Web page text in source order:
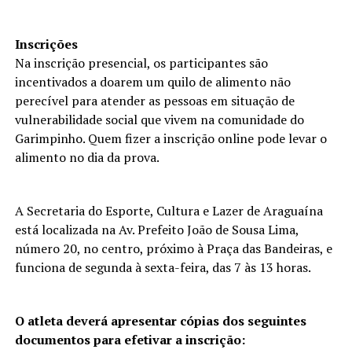
Inscrições
Na inscrição presencial, os participantes são
incentivados a doarem um quilo de alimento não
perecível para atender as pessoas em situação de
vulnerabilidade social que vivem na comunidade do
Garimpinho. Quem fizer a inscrição online pode levar o
alimento no dia da prova.
A Secretaria do Esporte, Cultura e Lazer de Araguaína
está localizada na Av. Prefeito João de Sousa Lima,
número 20, no centro, próximo à Praça das Bandeiras, e
funciona de segunda à sexta-feira, das 7 às 13 horas.
O atleta deverá apresentar cópias dos seguintes
documentos para efetivar a inscrição: